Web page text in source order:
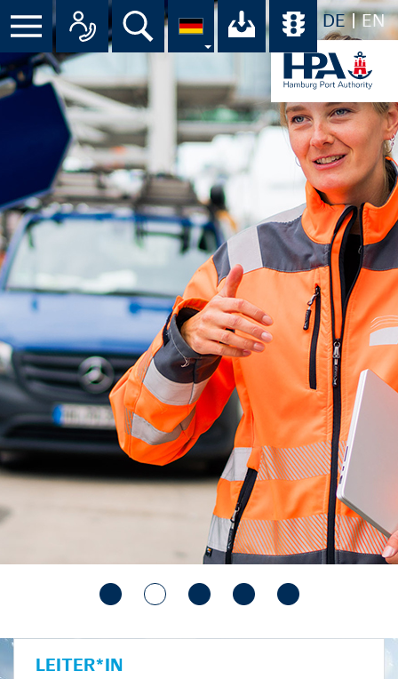
DE EN
Menü Alle Ansprechpartner im
Suche Ihr Download-
LEITER*IN